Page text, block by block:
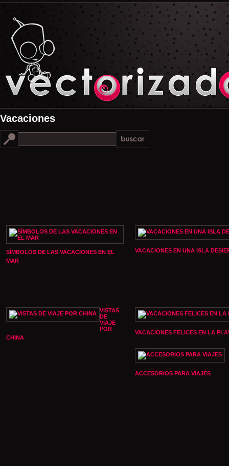
Vacaciones
SÍMBOLOS DE LAS VACACIONES EN EL
MAR
VACACIONES EN UNA ISLA
VISTAS
DE
VIAJE
POR
CHINA
VACACIONES FELICES EN LA
ACCESORIOS PARA VIAJES